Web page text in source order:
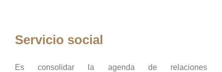
Servicio social
Es consolidar la agenda de relaciones